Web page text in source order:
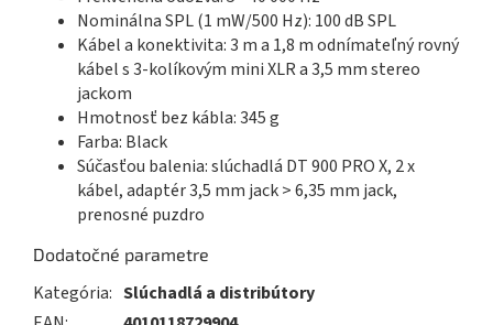
Nominálna SPL (1 mW/500 Hz): 100 dB SPL
Kábel a konektivita: 3 m a 1,8 m odnímateľný rovný
kábel s 3-kolíkovým mini XLR a 3,5 mm stereo
jackom
Hmotnosť bez kábla: 345 g
Farba: Black
Súčasťou balenia: slúchadlá DT 900 PRO X, 2 x
kábel, adaptér 3,5 mm jack > 6,35 mm jack,
prenosné puzdro
Dodatočné parametre
Kategória: Slúchadlá a distribútory